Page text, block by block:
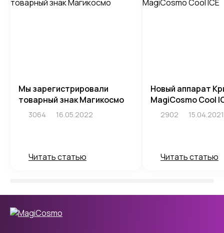
Мы зарегистрировали
товарный знак Магикосмо
3064 16.05.2022
Читать статью
Новый аппарат
MagiCosmo Cool
2902 15.04.2021
Читать статью